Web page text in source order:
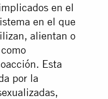
en el
en el que
alientan o
Esta
por la